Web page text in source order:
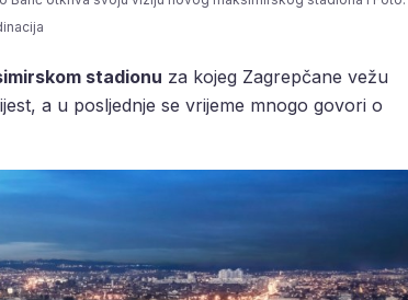
stadionu za kojeg Zagrepčane vežu
a u posljednje se vrijeme mnogo govori o